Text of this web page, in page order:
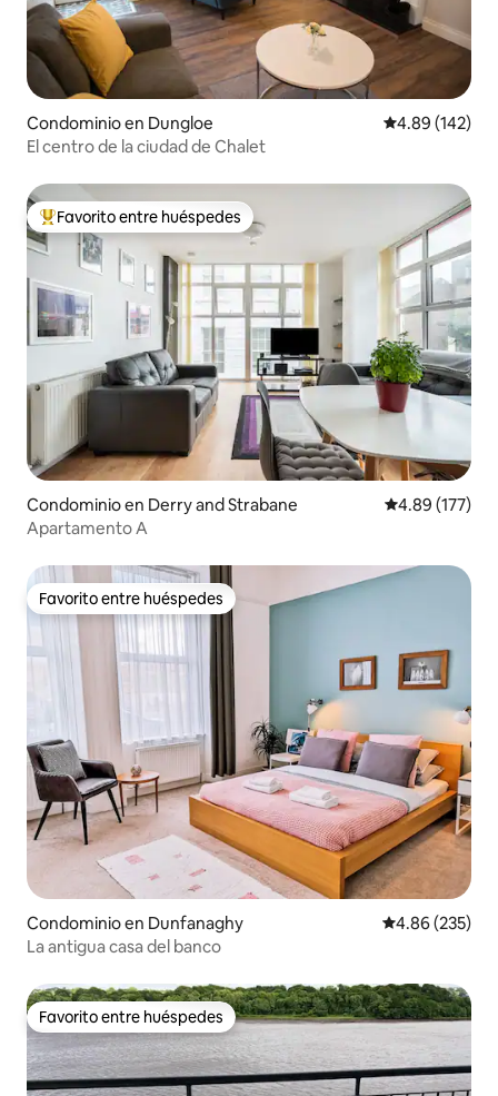
Condominio en Dungloe Calificación
4.89 (142)
El centro de la ciudad de Chalet
De los mejores en Favorito entre huéspedes
Favorito entre huéspedes
Condominio en Derry and Strabane Calificación
4.89 (177)
Apartamento A
Favorito entre huéspedes
Favorito entre huéspedes
Condominio en Dunfanaghy Calificación
4.86 (235)
La antigua casa del banco
Favorito entre huéspedes
Favorito entre huéspedes